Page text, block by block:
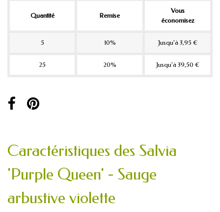
Quantité Remise
Vous
économisez
5 10% Jusqu'à 3,95 €
25 20% Jusqu'à 39,50 €
Caractéristiques des Salvia
'Purple Queen' - Sauge
arbustive violette